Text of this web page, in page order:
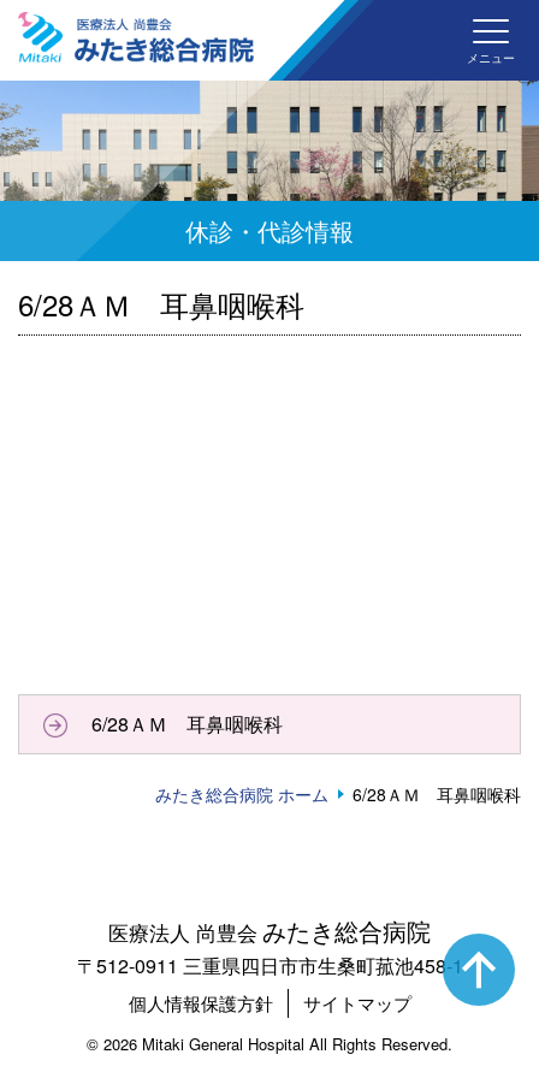
みた
メニュー
休診・代診情報
6/28ＡＭ 耳鼻咽喉科
6/28ＡＭ 耳鼻咽喉科
みたき総合病院 ホーム 6/28ＡＭ 耳鼻咽喉科
医療法人 尚豊会 みたき総合病院
〒512-0911 三重県四日市市生桑町菰池458-1
個人情報保護方針 サイトマップ
© 2026 Mitaki General Hospital All Rights Reserved.